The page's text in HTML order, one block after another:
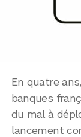
En quatre
banques
du mal à
lancement